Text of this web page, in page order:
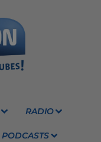
RADIO
PODCASTS